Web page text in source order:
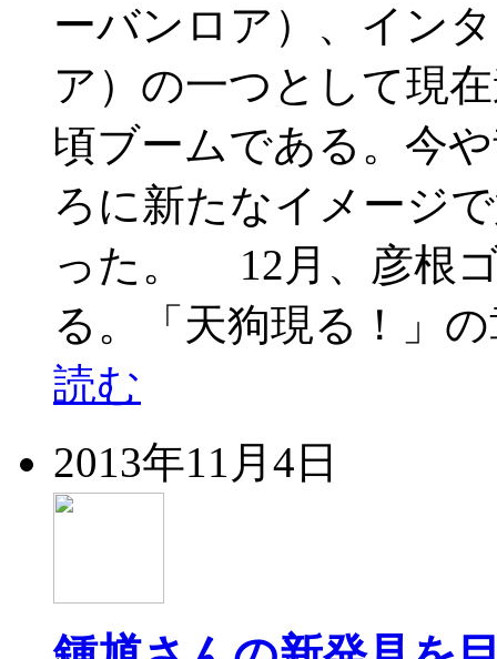
ーバンロア）、イン
ア）の一つとして現
頃ブームである。今
ろに新たなイメージ
った。 12月、彦根
る。「天狗現る！」
読む
2013年11月4日